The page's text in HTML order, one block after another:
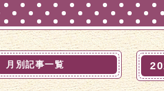
月別記事一覧